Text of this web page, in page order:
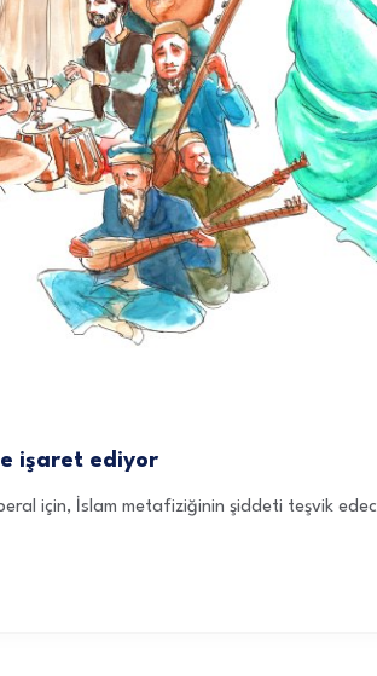
işaret ediyor
için, İslam metafiziğinin şiddeti teşvik